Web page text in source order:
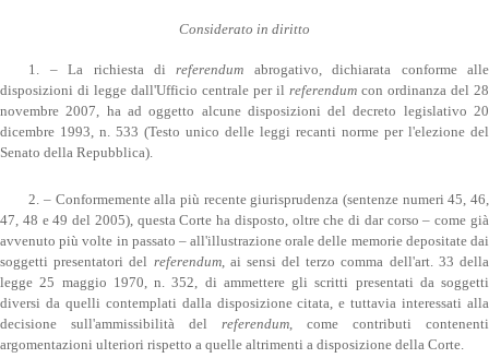
Considerato in diritto
1. – La richiesta direferendum abrogativo, dichiarata conforme alle
disposizioni di legge dall'Ufficio centrale per il referendum con ordinanza del 28
novembre 2007, ha ad oggetto alcune disposizioni del decreto legislativo 20
dicembre 1993, n. 533 (Testo unico delle leggi recanti norme per l'elezione del
Senato della Repubblica).
2. – Conformemente alla più recente giurisprudenza (sentenze numeri 45, 46,
47, 48 e 49 del 2005), questa Corte ha disposto, oltre che di dar corso – come già
avvenuto più volte in passato – all'illustrazione orale delle memorie depositate dai
soggetti presentatori del referendum, ai sensi del terzo comma dell'art. 33 della
legge 25 maggio 1970, n. 352, di ammettere gli scritti presentati da soggetti
diversi da quelli contemplati dalla disposizione citata, e tuttavia interessati alla
decisione sull'ammissibilità del referendum, come contributi contenenti
argomentazioni ulteriori rispetto a quelle altrimenti a disposizione della Corte.